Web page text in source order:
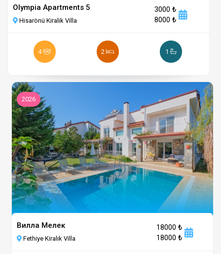
Olympia Apartments 5
Hisarönü Kiralık Villa
3000 ₺
8000 ₺
4 2 1
2026
Вилла Мелек
Fethiye Kiralık Villa
18000 ₺
18000 ₺